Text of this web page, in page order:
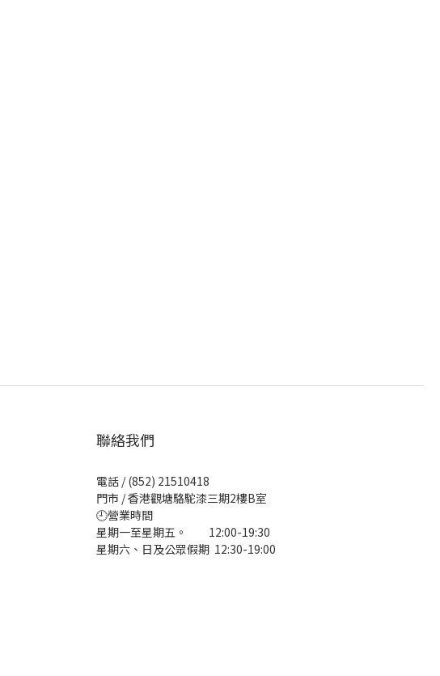
聯絡我們
電話 / (852) 21510418
門市 / 香港觀塘駱駝漆三期2樓B室
🕘營業時間
星期一至星期五。 12:00-19:30
星期六、日及公眾假期 12:30-19:00